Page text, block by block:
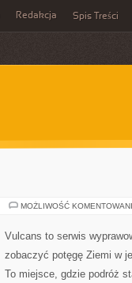
Redakcja Spis Treści
MOŻLIWOŚĆ
Vulcans to serwis
zobaczyć potęgę Ziemi w
To miejsce, gdzie podróż